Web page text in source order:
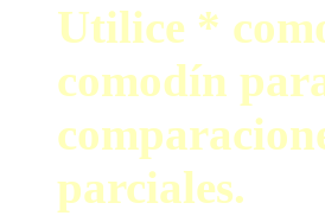
Utilice *
comodín
parciales.